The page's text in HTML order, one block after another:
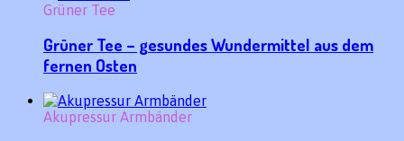
Grüner Tee
Grüner Tee – gesundes Wundermittel aus dem
fernen Osten
Akupressur Armbänder